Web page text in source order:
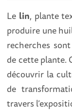
Le lin, plante
produire une
recherches
de cette plante.
découvrir la
de
travers